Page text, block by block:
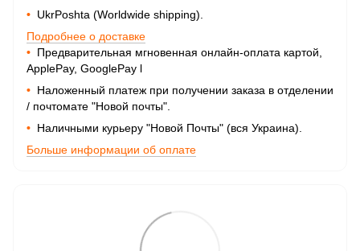
• UkrPoshta (Worldwide shipping).
Подробнее о доставке
• Предварительная мгновенная онлайн-оплата картой,
ApplePay, GooglePay l
• Наложенный платеж при получении заказа в отделении
/ почтомате "Новой почты".
• Наличными курьеру "Новой Почты" (вся Украина).
Больше информации об оплате